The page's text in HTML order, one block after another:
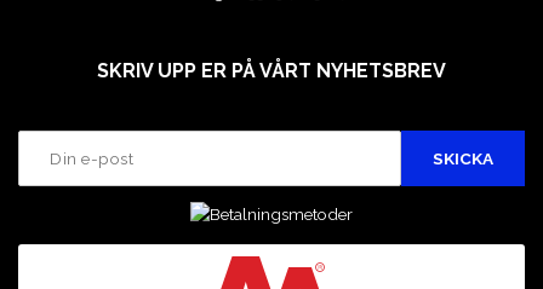
SKRIV UPP ER PÅ VÅRT NYHETSBREV